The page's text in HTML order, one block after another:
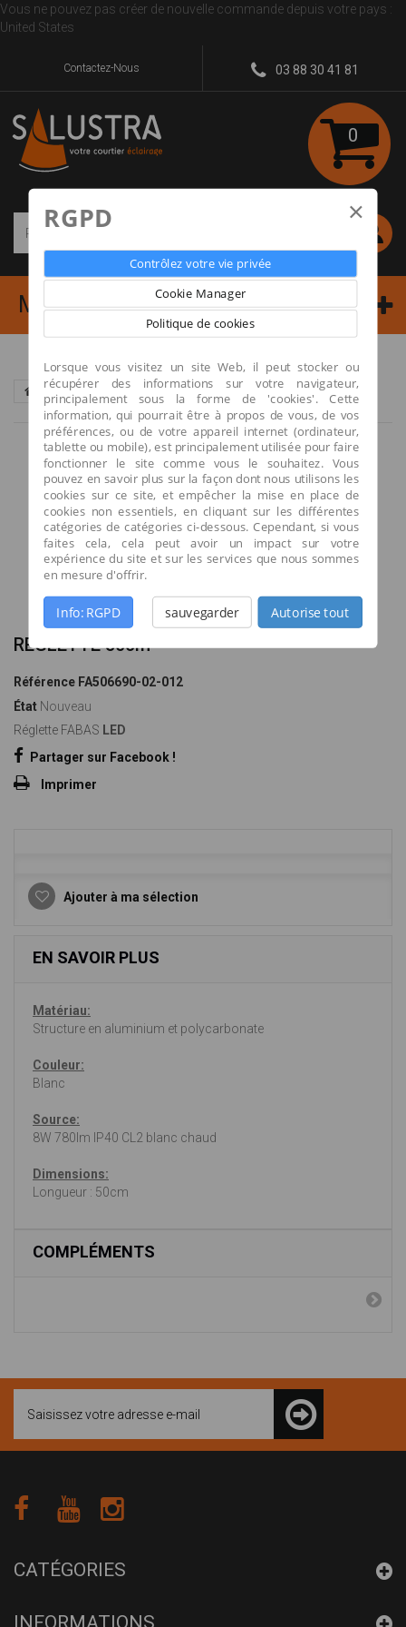
×
RGPD
Contrôlez votre vie privée
Cookie Manager
Politique de cookies
Lorsque vous visitez un site Web, il peut stocker ou
récupérer des informations sur votre navigateur,
principalement sous la forme de 'cookies'. Cette
information, qui pourrait être à propos de vous, de vos
préférences, ou de votre appareil internet (ordinateur,
tablette ou mobile), est principalement utilisée pour faire
fonctionner le site comme vous le souhaitez. Vous
pouvez en savoir plus sur la façon dont nous utilisons les
cookies sur ce site, et empêcher la mise en place de
cookies non essentiels, en cliquant sur les différentes
catégories de catégories ci-dessous. Cependant, si vous
faites cela, cela peut avoir un impact sur votre
expérience du site et sur les services que nous sommes
en mesure d'offrir.
Info: RGPD sauvegarder Autorise tout
Vous ne pouvez pas créer de nouvelle commande depuis votre pays :
United States
Contactez-Nous 03 88 30 41 81
0
MENU
REGLETTE 50cm
REGLETTE 50cm
Référence FA506690-02-012
État Nouveau
Réglette FABAS LED
Partager sur Facebook !
Imprimer
Ajouter à ma sélection
EN SAVOIR PLUS
Matériau:
Structure en aluminium et polycarbonate
Couleur:
Blanc
Source:
8W 780lm IP40 CL2 blanc chaud
Dimensions:
Longueur : 50cm
COMPLÉMENTS
CATÉGORIES
INFORMATIONS